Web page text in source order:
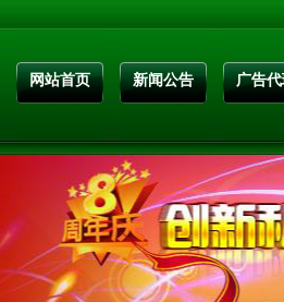
网站首页 新闻公告 广告